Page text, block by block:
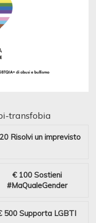
transfobia
Risolvi un imprevisto
€ 100 Sostieni
#MaQualeGender
500 Supporta LGBTI